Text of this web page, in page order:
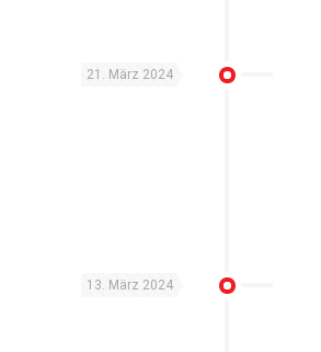
21. März 2024
13. März 2024